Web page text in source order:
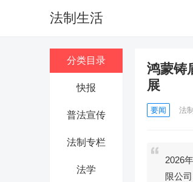
法制生活
分类目录
快报
普法宣传
法制专栏
法学
鸿蒙铸
展
要闻 法
2026
限公